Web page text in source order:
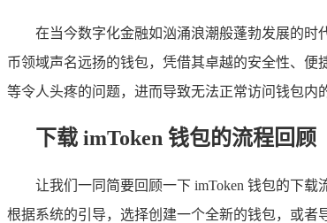
在当今数字化金融如汹涌浪潮般蓬勃发展的时
币领域声名远扬的钱包，凭借其卓越的安全性、便
等令人头疼的问题，进而导致无法正常访问钱包内
下载 imToken 钱包的流程回顾
让我们一同简要回顾一下 imToken 钱包的下
根据系统的引导，选择创建一个全新的钱包，或